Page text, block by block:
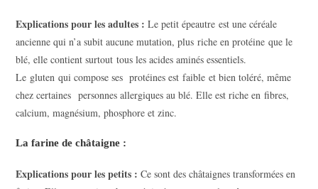
Explications pour les adultes : Le petit épeautre est une céréale
ancienne qui n’a subit aucune mutation, plus riche en protéine que le
blé, elle contient surtout tous les acides aminés essentiels.
Le gluten qui compose ses protéines est faible et bien toléré, même
chez certaines personnes allergiques au blé. Elle est riche en fibres,
calcium, magnésium, phosphore et zinc.
La farine de châtaigne :
Explications pour les petits : Ce sont des châtaignes transformées en